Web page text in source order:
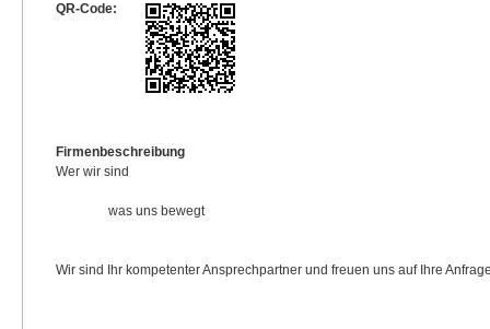
QR-Code:
Firmenbeschreibung
Wer wir sind
was uns bewegt
Wir sind Ihr kompetenter Ansprechpartner und freuen uns auf Ihre